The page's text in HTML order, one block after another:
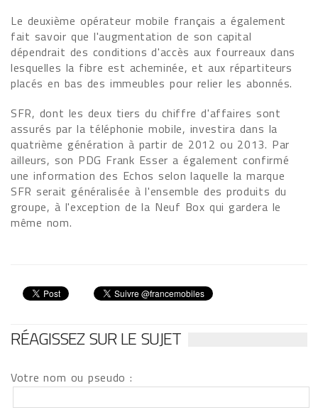
Le deuxième opérateur mobile français a également
fait savoir que l'augmentation de son capital
dépendrait des conditions d'accès aux fourreaux dans
lesquelles la fibre est acheminée, et aux répartiteurs
placés en bas des immeubles pour relier les abonnés.
SFR, dont les deux tiers du chiffre d'affaires sont
assurés par la téléphonie mobile, investira dans la
quatrième génération à partir de 2012 ou 2013. Par
ailleurs, son PDG Frank Esser a également confirmé
une information des Echos selon laquelle la marque
SFR serait généralisée à l'ensemble des produits du
groupe, à l'exception de la Neuf Box qui gardera le
même nom.
RÉAGISSEZ SUR LE SUJET
Votre nom ou pseudo :